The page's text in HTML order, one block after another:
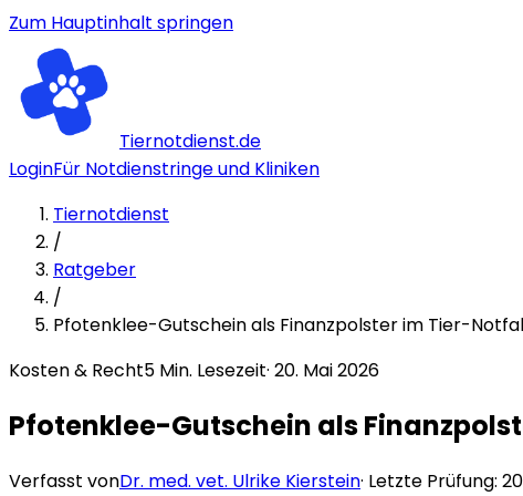
Zum Hauptinhalt springen
Tiernotdienst.de
LoginFür Notdienstringe und Kliniken
Tiernotdienst
/
Ratgeber
/
Pfotenklee-Gutschein als Finanzpolster im Tier-
Kosten & Recht5 Min. Lesezeit· 20. Mai 2026
Pfotenklee-Gutschein als
Verfasst vonDr. med. vet. Ulrike Kierstein· Letzte Prüfung: